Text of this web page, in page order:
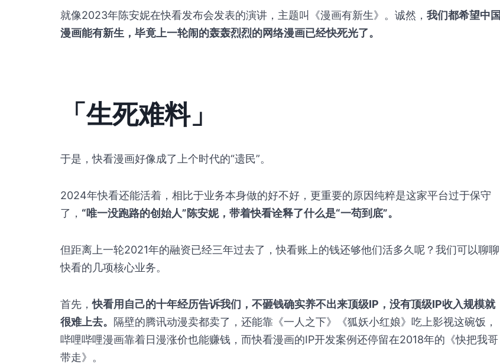
就像2023年陈安妮在快看发布会发表的演讲，主题叫《漫画有新生》。诚然， 我们都希望中国
漫画能有新生，毕竟上一轮闹的轰轰烈烈的网络漫画已经快死光了。
「生死难料」
于是，快看漫画好像成了上个时代的“遗民”。
2024年快看还能活着，相比于业务本身做的好不好，更重要的原因纯粹是这家平台过于保守
了， “唯一没跑路的创始人”陈安妮，带着快看诠释了什么是“一苟到底”。
但距离上一轮2021年的融资已经三年过去了，快看账上的钱还够他们活多久呢？我们可以聊聊
快看的几项核心业务。
首先，快看用自己的十年经历告诉我们，不砸钱确实养不出来顶级IP，没有顶级IP收入规模就
很难上去。 隔壁的腾讯动漫卖都卖了，还能靠《一人之下》《狐妖小红娘》吃上影视这碗饭，
哔哩哔哩漫画靠着日漫涨价也能赚钱，而快看漫画的IP开发案例还停留在2018年的《快把我哥
带走》。